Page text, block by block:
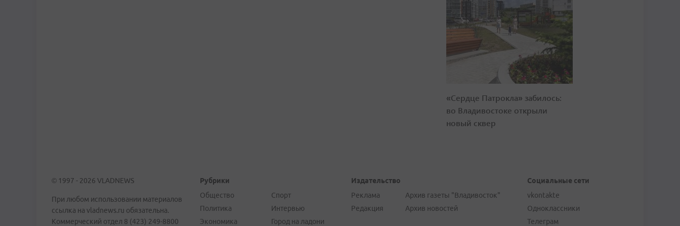
«Сердце Патрокла» забилось:
во Владивостоке открыли
новый сквер
© 1997 - 2026 VLADNEWS
При любом использовании материалов
ссылка на vladnews.ru обязательна.
Коммерческий отдел 8 (423) 249-8800
Рубрики
Общество
Политика
Экономика
Спорт
Интервью
Город на ладони
Издательство
Реклама
Редакция
Архив газеты "Владивосток"
Архив новостей
Социальные сети
vkontakte
Одноклассники
Телеграм